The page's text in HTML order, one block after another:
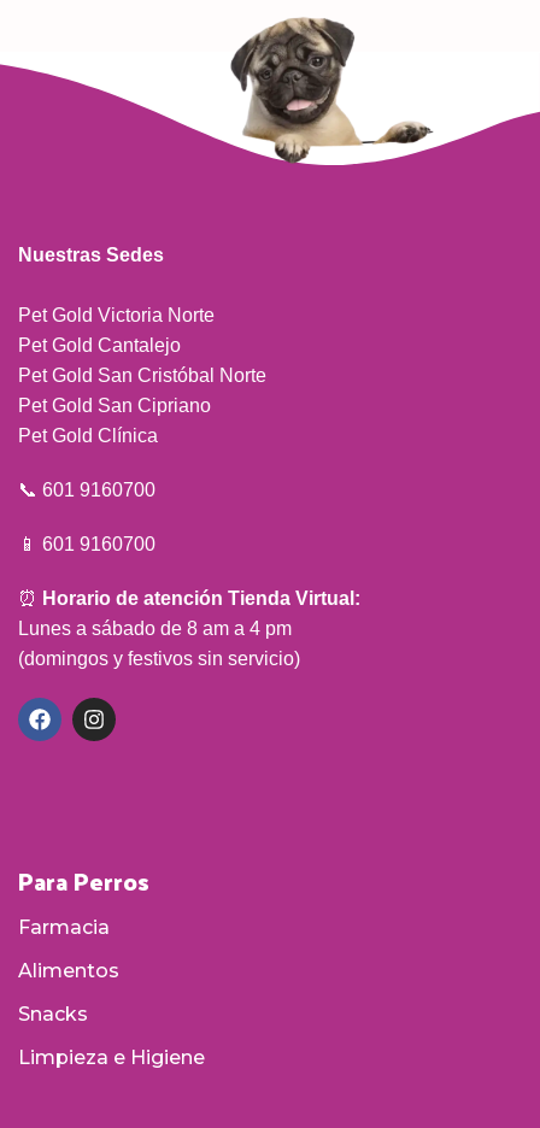
Nuestras Sedes
Pet Gold Victoria Norte
Pet Gold Cantalejo
Pet Gold San Cristóbal Norte
Pet Gold San Cipriano
Pet Gold Clínica
📞 601 9160700
📱 601 9160700
⏰ Horario de atención Tienda Virtual:
Lunes a sábado de 8 am a 4 pm
(domingos y festivos sin servicio)
Para Perros
Farmacia
Alimentos
Snacks
Limpieza e Higiene